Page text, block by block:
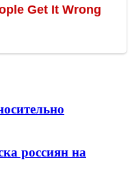
россиян на